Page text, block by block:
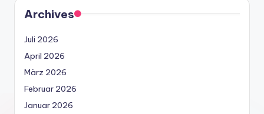
Archives
Juli 2026
April 2026
März 2026
Februar 2026
Januar 2026